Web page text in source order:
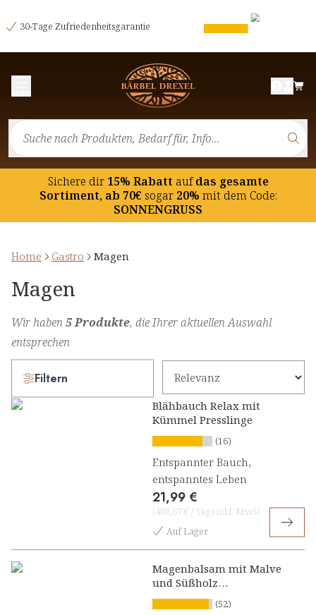
30-Tage Zufriedenheitsgarantie
Sichere dir15% Rabatt aufdas gesamte
Sortiment, ab 70€ sogar20% mit dem Code:
SONNENGRUSS
Home Gastro Magen
Magen
Wir haben5 Produkte, die Ihrer aktuellen Auswahl
entsprechen
Filtern
Blähbauch Relax mit
Kümmel Presslinge
(16)
Entspannter Bauch,
entspanntes Leben
21,99 €
(488,67 € / 1kg) inkl. MwSt
Auf Lager
Magenbalsam mit Malve
und Süßholz
Kräuterkonzentrat
(52)